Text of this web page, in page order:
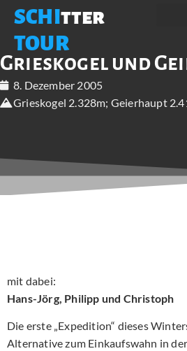
SCHItter
TOUR
Grieskogel und
8. Dezember 2005
Grieskogel 2.328m; Geierhaupt
mit dabei:
Hans-Jörg, Philipp und Christoph
Die erste „Expedition“ dieses
Alternative zum Einkaufswahn in